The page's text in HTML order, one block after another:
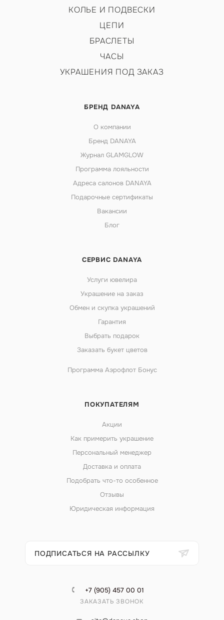
КОЛЬЕ И ПОДВЕСКИ
ЦЕПИ
БРАСЛЕТЫ
ЧАСЫ
УКРАШЕНИЯ ПОД ЗАКАЗ
БРЕНД DANAYA
О компании
Бренд DANAYA
Журнал GLAMGLOW
Программа лояльности
Адреса салонов DANAYA
Подарочные сертификаты
Вакансии
Блог
СЕРВИС DANAYA
Услуги ювелира
Украшение на заказ
Обмен и скупка украшений
Гарантия
Выбрать подарок
Заказать букет цветов
Программа Аэрофлот Бонус
ПОКУПАТЕЛЯМ
Акции
Как примерить украшение
Персональный менеджер
Доставка и оплата
Подобрать что-то особенное
Отзывы
Юридическая информация
ПОДПИСАТЬСЯ НА РАССЫЛКУ
+7 (905) 457 00 01
ЗАКАЗАТЬ ЗВОНОК